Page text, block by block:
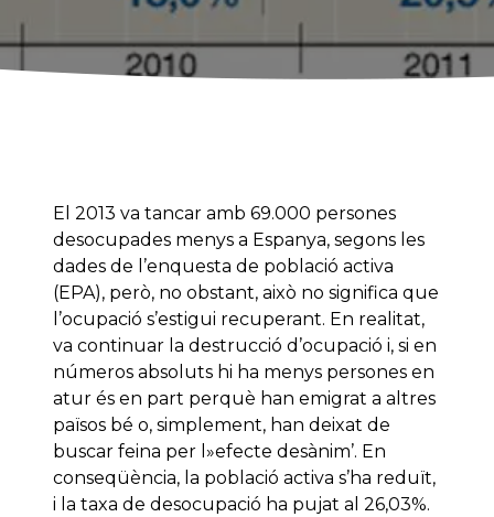
El 2013 va tancar amb 69.000 persones
desocupades menys a Espanya, segons les
dades de l’enquesta de població activa
(EPA), però, no obstant, això no significa que
l’ocupació s’estigui recuperant. En realitat,
va continuar la destrucció d’ocupació i, si en
números absoluts hi ha menys persones en
atur és en part perquè han emigrat a altres
països bé o, simplement, han deixat de
buscar feina per l»efecte desànim’. En
conseqüència, la població activa s’ha reduït,
i la taxa de desocupació ha pujat al 26,03%.